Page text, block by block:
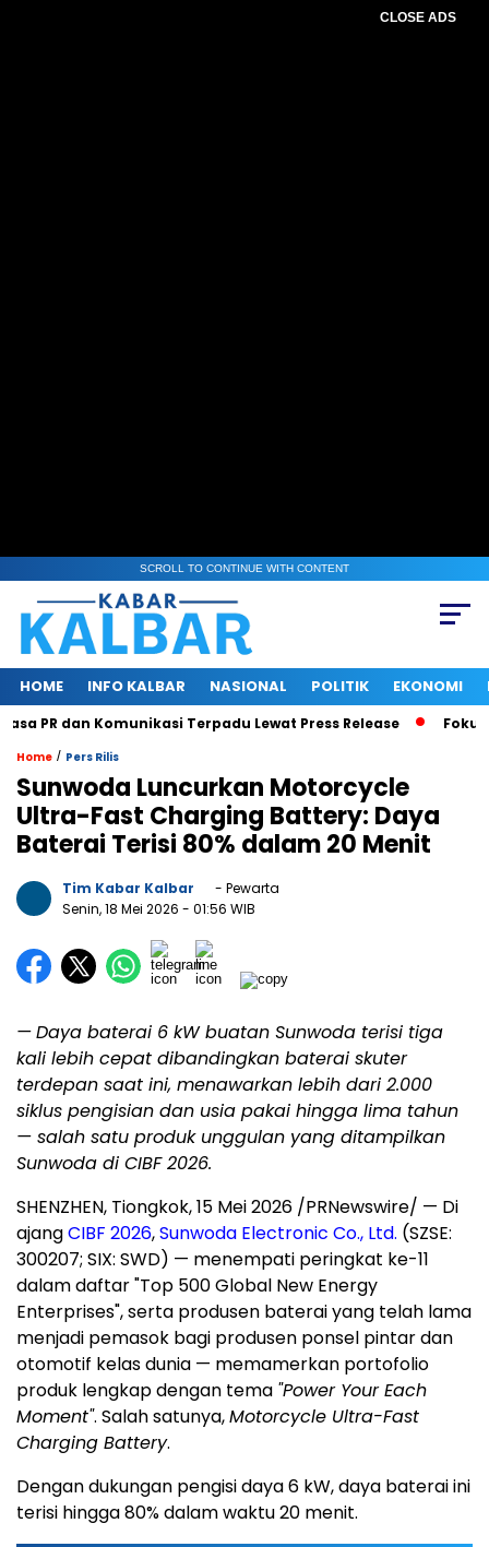
CLOSE ADS
SCROLL TO CONTINUE WITH CONTENT
HOME INFO KALBAR NASIONAL POLITIK EKONOMI
dan Komunikasi Terpadu Lewat Press Release Fokus
Home / Pers Rilis
Sunwoda Luncurkan Motorcycle
Ultra-Fast Charging Battery: Daya
Baterai Terisi 80% dalam 20 Menit
Tim Kabar Kalbar
- Pewarta
Senin, 18 Mei 2026 - 01:56 WIB
—Daya baterai 6 kW buatan Sunwoda terisi tiga
kali lebih cepat dibandingkan baterai skuter
terdepan saat ini, menawarkan lebih dari 2.000
siklus pengisian dan usia pakai hingga lima tahun
— salah satu produk unggulan yang ditampilkan
Sunwoda di CIBF 2026.
SHENZHEN, Tiongkok, 15 Mei 2026 /PRNewswire/ — Di
ajangCIBF 2026,Sunwoda Electronic Co., Ltd. (SZSE:
300207; SIX: SWD) — menempati peringkat ke-11
dalam daftar "Top 500 Global New Energy
Enterprises", serta produsen baterai yang telah lama
menjadi pemasok bagi produsen ponsel pintar dan
otomotif kelas dunia — memamerkan portofolio
produk lengkap dengan tema "Power Your Each
Moment". Salah satunya,Motorcycle Ultra-Fast
Charging Battery.
Dengan dukungan pengisi daya 6 kW, daya baterai ini
terisi hingga 80% dalam waktu 20 menit.